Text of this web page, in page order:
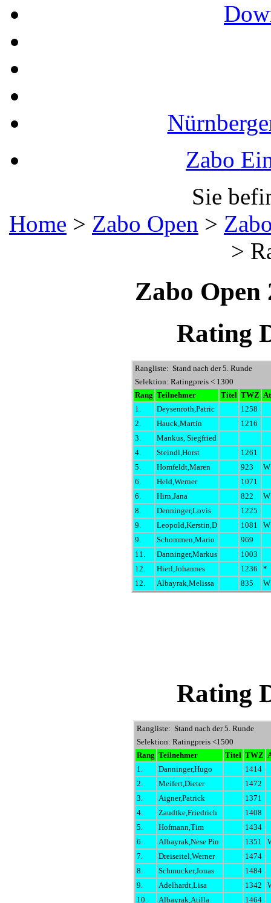
Zabo
Sie
Home > Zabo Open >
>
Zabo Open
Rating
Rangliste: Stand nach der 5. Runde
Selektion: Ratingpreis < 1300
Rang Teilnehmer Titel TWZ At
1.
Deysenroth,Patric
1258
2.
Hauck,Martin
1216
3.
Mankus, Siegfried
4.
Steindl,Horst
1261
5.
Homfeldt,Maren 923
W
6.
Held,Werner
1071
6.
Hirn,Jana 822
W
8.
Denninger,Lovis
1225
9.
Leopold,Kerstin,D 1081
W
9.
Schommen,Mario
969
11.
Danninger,Markus
1003
12.
Hierl,Johannes 1236
*
12.
Albayrak,Melissa 835 W
Rating
Rangliste: Stand nach der 5. Runde
Selektion: Ratingpreis <1500
Rang Teilnehmer Titel TWZ
1.
Danninger,Hugo
1414
2.
Meifert,Dieter
1472
3.
Aigner,Patrick
1371
4.
Zaudtke,Friedrich
1408
5.
Hofmann,Tim
1434
6.
Albayrak,Nese Pin 1351
7.
Dreiseitel,Werner
1474
8.
Schmucker,Jonas
1484
9.
Adelhardt,Lisa 1342
10.
Albayrak,Atilla 1464